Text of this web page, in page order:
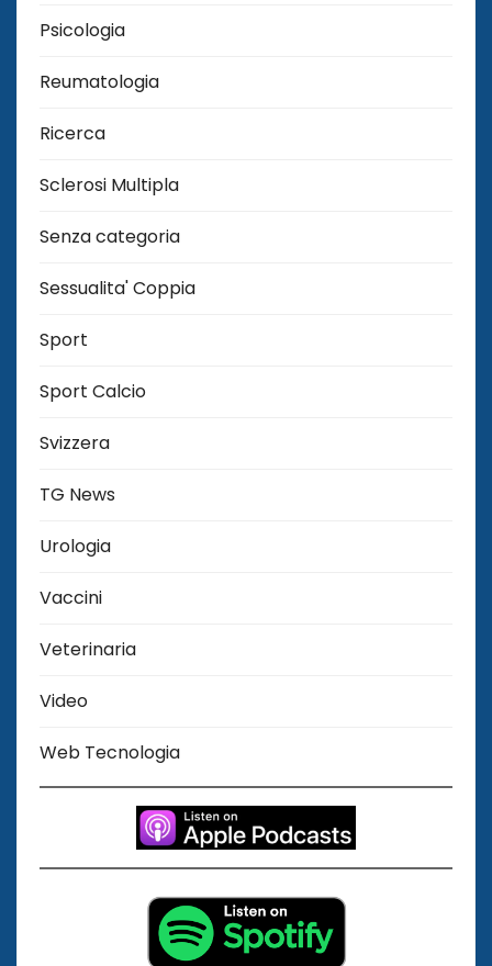
Psicologia
Reumatologia
Ricerca
Sclerosi Multipla
Senza categoria
Sessualita' Coppia
Sport
Sport Calcio
Svizzera
TG News
Urologia
Vaccini
Veterinaria
Video
Web Tecnologia